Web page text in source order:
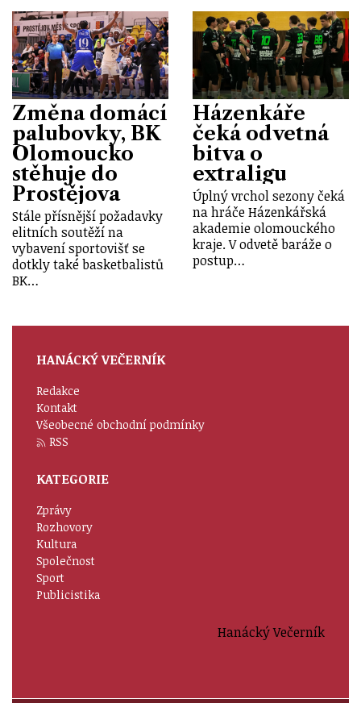
Změna domácí
palubovky, BK
Olomoucko
stěhuje do
Prostějova
Stále přísnější požadavky
elitních soutěží na
vybavení sportovišť se
dotkly také basketbalistů
BK…
Házenkáře
čeká odvetná
bitva o
extraligu
Úplný vrchol sezony čeká
na hráče Házenkářská
akademie olomouckého
kraje. V odvetě baráže o
postup…
HANÁCKÝ VEČERNÍK
Redakce
Kontakt
Všeobecné obchodní podmínky
RSS
KATEGORIE
Zprávy
Rozhovory
Kultura
Společnost
Sport
Publicistika
Hanácký Večerník